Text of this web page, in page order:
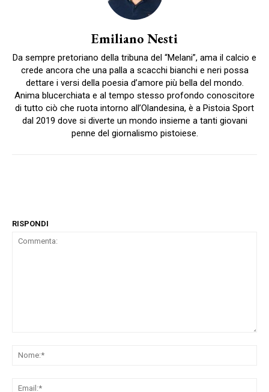
Emiliano Nesti
Da sempre pretoriano della tribuna del “Melani”, ama il calcio e
crede ancora che una palla a scacchi bianchi e neri possa
dettare i versi della poesia d’amore più bella del mondo.
Anima blucerchiata e al tempo stesso profondo conoscitore
di tutto ciò che ruota intorno all’Olandesina, è a Pistoia Sport
dal 2019 dove si diverte un mondo insieme a tanti giovani
penne del giornalismo pistoiese.
RISPONDI